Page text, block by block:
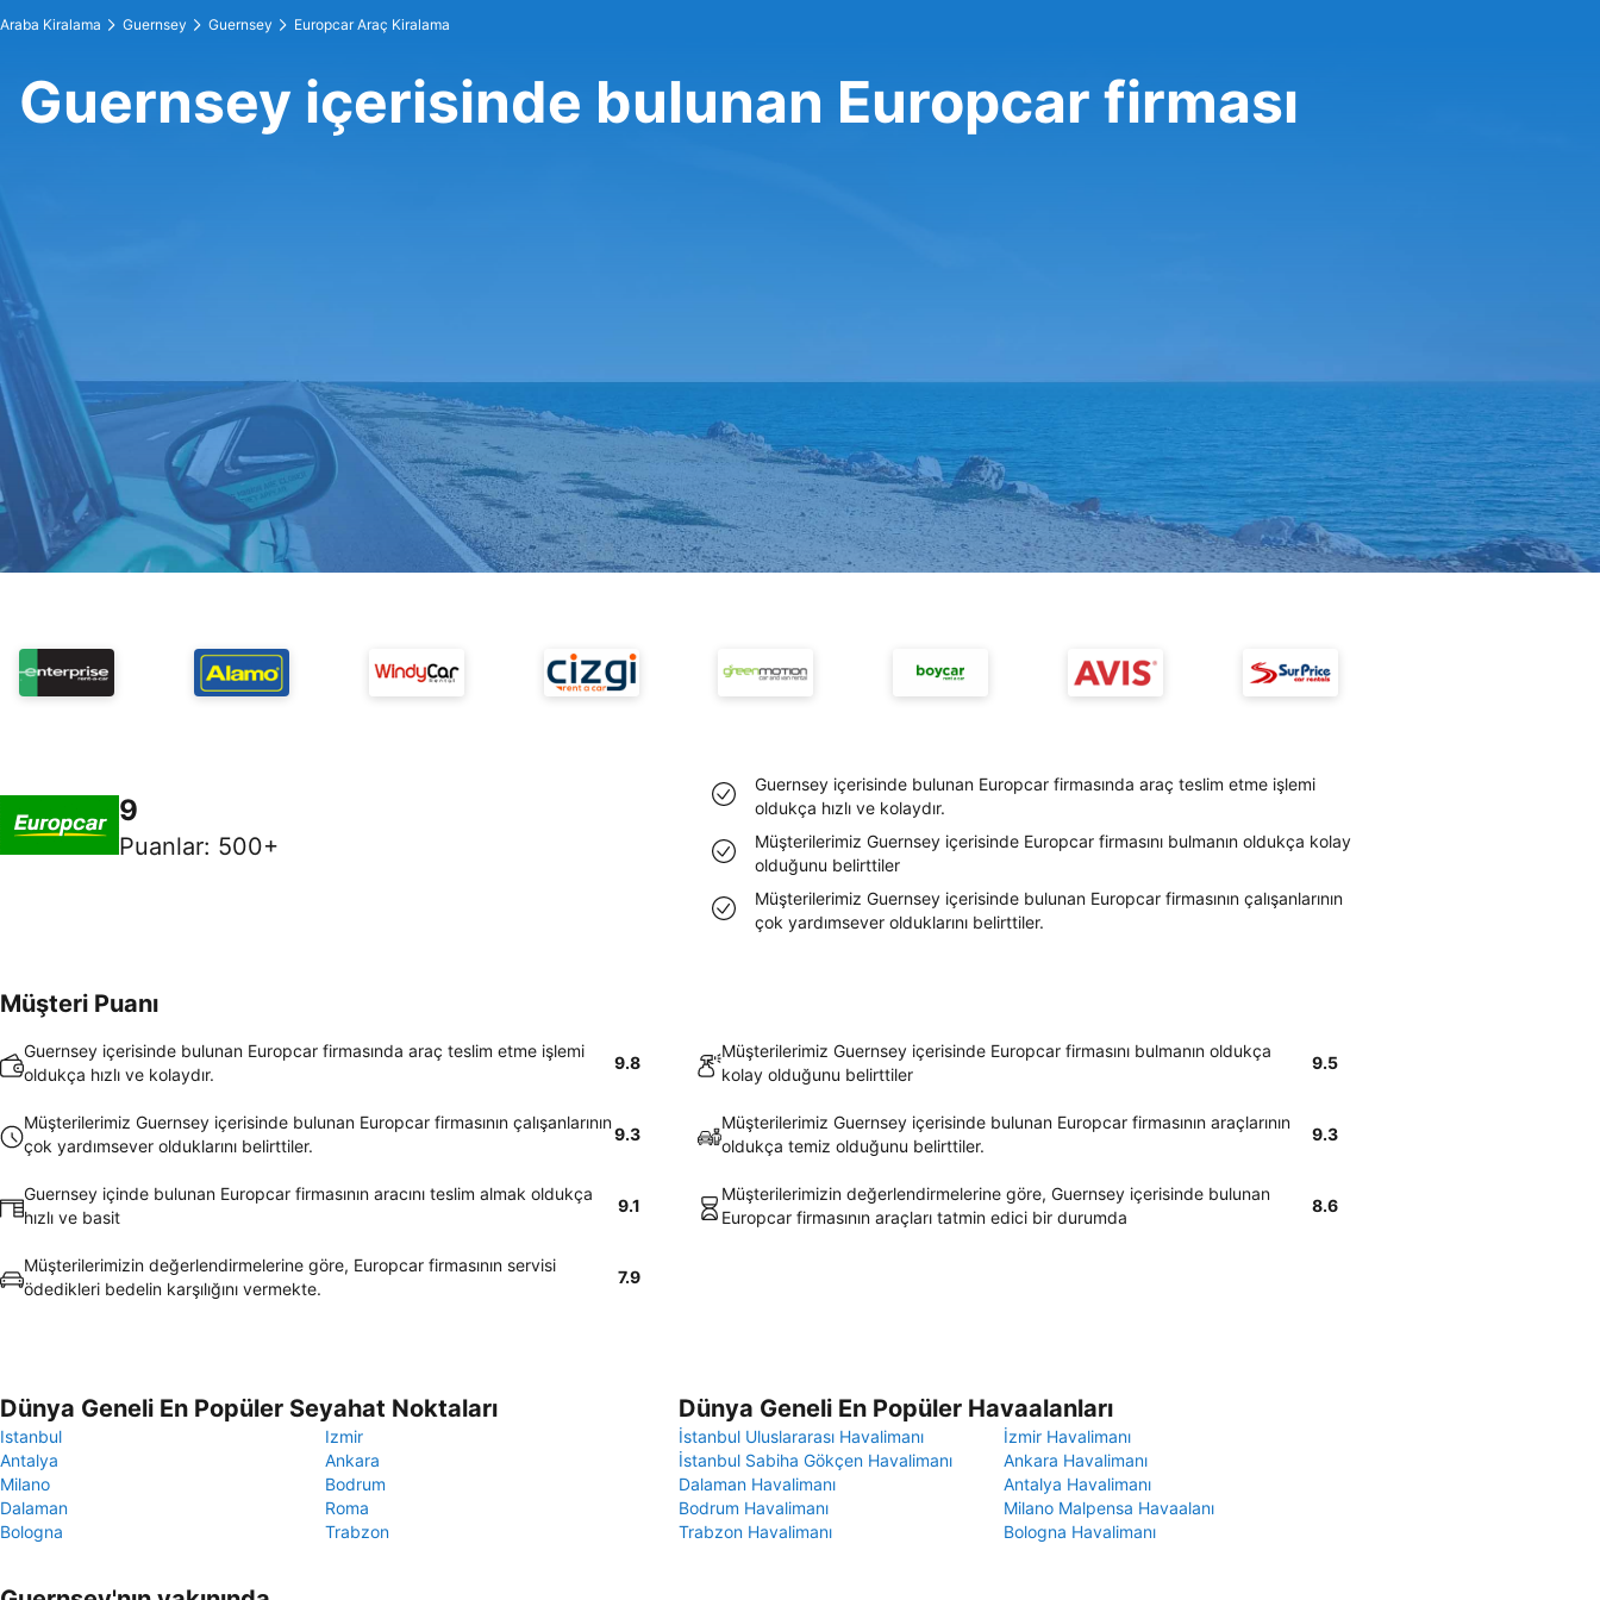
Araba Kiralama Guernsey Guernsey Europcar Araç Kiralama
Guernsey içerisinde bulunan Europcar firması
9
Puanlar: 500+
Guernsey içerisinde bulunan Europcar firmasında araç teslim etme işlemi
oldukça hızlı ve kolaydır.
Müşterilerimiz Guernsey içerisinde Europcar firmasını bulmanın oldukça kolay
olduğunu belirttiler
Müşterilerimiz Guernsey içerisinde bulunan Europcar firmasının çalışanlarının
çok yardımsever olduklarını belirttiler.
Müşteri Puanı
Guernsey içerisinde bulunan Europcar firmasında araç teslim etme işlemi
oldukça hızlı ve kolaydır.
9.8
Müşterilerimiz Guernsey içerisinde Europcar firmasını bulmanın oldukça
kolay olduğunu belirttiler
9.5
Müşterilerimiz Guernsey içerisinde bulunan Europcar firmasının çalışanlarının
çok yardımsever olduklarını belirttiler.
9.3
Müşterilerimiz Guernsey içerisinde bulunan Europcar firmasının araçlarının
oldukça temiz olduğunu belirttiler.
9.3
Guernsey içinde bulunan Europcar firmasının aracını teslim almak oldukça
hızlı ve basit
9.1
Müşterilerimizin değerlendirmelerine göre, Guernsey içerisinde bulunan
Europcar firmasının araçları tatmin edici bir durumda
8.6
Müşterilerimizin değerlendirmelerine göre, Europcar firmasının servisi
ödedikleri bedelin karşılığını vermekte.
7.9
Dünya Geneli En Popüler Seyahat Noktaları
Istanbul
Izmir
Antalya
Ankara
Milano
Bodrum
Dalaman
Roma
Bologna
Trabzon
Dünya Geneli En Popüler Havaalanları
İstanbul Uluslararası Havalimanı
İzmir Havalimanı
İstanbul Sabiha Gökçen Havalimanı
Ankara Havalimanı
Dalaman Havalimanı
Antalya Havalimanı
Bodrum Havalimanı
Milano Malpensa Havaalanı
Trabzon Havalimanı
Bologna Havalimanı